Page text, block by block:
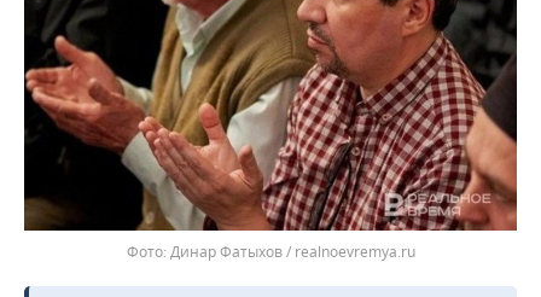
Динар Фатыхов / realnoevremya.ru